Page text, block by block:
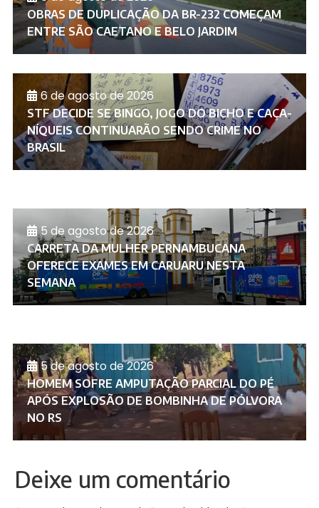
OBRAS DE DUPLICAÇÃO DA BR-232 COMEÇAM
ENTRE SÃO CAETANO E BELO JARDIM
6 de agosto de 2026
STF DECIDE SE BINGO, JOGO DO BICHO E CAÇA-
NÍQUEIS CONTINUARÃO SENDO CRIME NO
BRASIL
5 de agosto de 2026
CARRETA DA MULHER PERNAMBUCANA
OFERECE EXAMES EM CARUARU NESTA
SEMANA
5 de agosto de 2026
HOMEM SOFRE AMPUTAÇÃO PARCIAL DO PÉ
APÓS EXPLOSÃO DE BOMBINHA DE PÓLVORA
NO RS
Deixe um comentário